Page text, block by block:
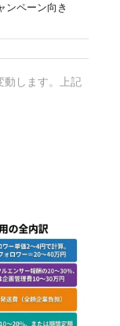
ンペーン向き
動します。上記